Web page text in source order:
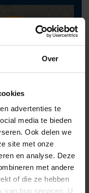
Over
advertenties te
media te bieden
Ook delen we
site met onze
en analyse. Deze
met andere
of die ze hebben
van hun services. U